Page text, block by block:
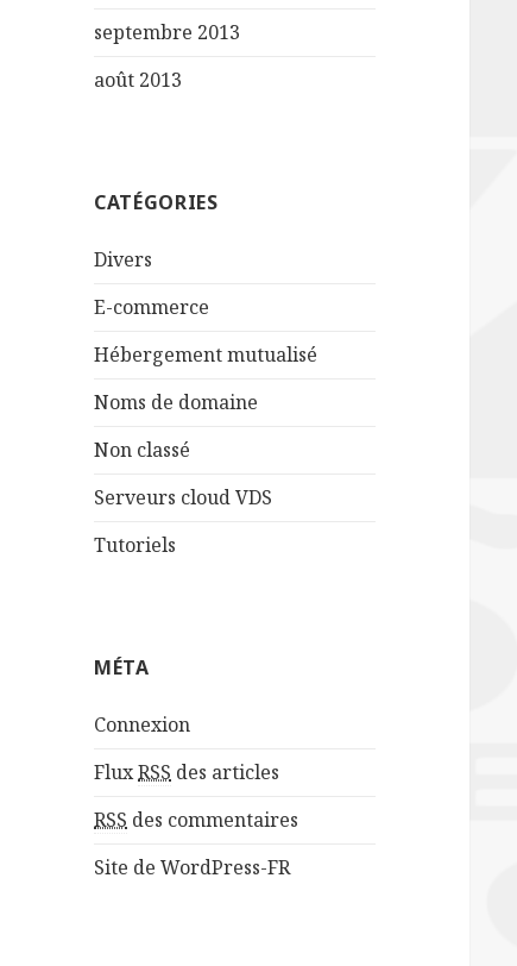
septembre 2013
août 2013
CATÉGORIES
Divers
E-commerce
Hébergement mutualisé
Noms de domaine
Non classé
Serveurs cloud VDS
Tutoriels
MÉTA
Connexion
FluxRSS des articles
RSS des commentaires
Site de WordPress-FR